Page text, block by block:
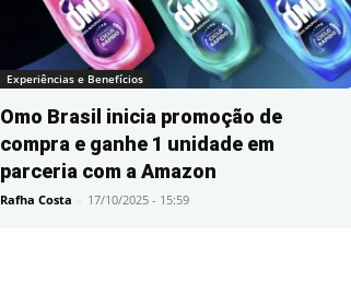
Experiências e Benefícios
Omo Brasil inicia promoção de
compra e ganhe 1 unidade em
parceria com a Amazon
Rafha Costa - 17/10/2025 - 15:59